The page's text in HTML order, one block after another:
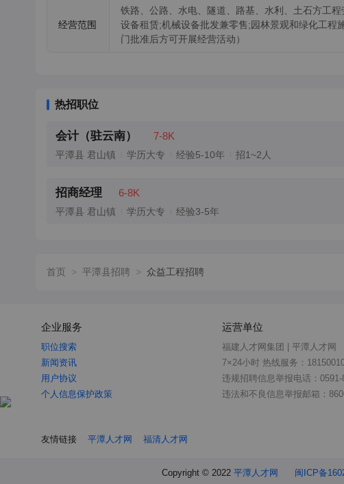
经营范围
铁路、公路、水电、隧道、路基、水利、土石方工
设备租赁;机械设备批发兼零售;园林景观和绿化工程
门批准后方可开展经营活动）
热招职位
会计（驻云南） 7-8K
平潭县 君山镇 学历大专 经验5-10年 招1~2人
招商经理 6-8K
平潭县 君山镇 学历大专 经验3-5年
首页 > 平潭县招聘 > 众益工程招聘
企业服务
职位搜索
新闻资讯
用户协议
个人信息保护政策
运营单位
福建人才网集团 | 平潭人才网
7×24小时 热线服务：
违规招聘信息举报电话：0591-
违法和不良信息举报邮箱：
友情链接 平潭人才网 福清人才网
Copyright © 2022 平潭人才网 闽ICP备